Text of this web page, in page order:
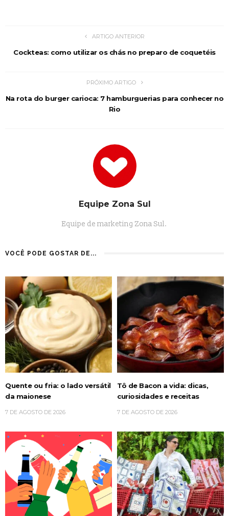
ARTIGO ANTERIOR
Cockteas: como utilizar os chás no preparo de coquetéis
PRÓXIMO ARTIGO
Na rota do burger carioca: 7 hamburguerias para conhecer no
Rio
Equipe Zona Sul
Equipe de marketing Zona Sul.
VOCÊ PODE GOSTAR DE...
Quente ou fria: o lado versátil
da maionese
7 DE AGOSTO DE 2026
Tô de Bacon a vida: dicas,
curiosidades e receitas
7 DE AGOSTO DE 2026